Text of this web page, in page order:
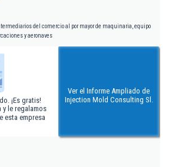
del comercio al por mayor de maquinaria, equipo
y aeronaves
¡Es gratis!
y le regalamos
esta empresa
Ver el Informe Ampliado de
Injection Mold Consulting Sl.